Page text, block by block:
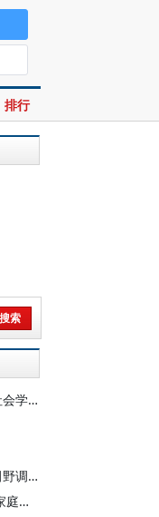
排行
周飞舟：意会与良知：儒学与中国社会学的界限扩展
周飞舟：身临其境、心知其意：以田野调查认识真实社会
周飞舟 宋丹丹：城乡融合进程中的家庭与教育